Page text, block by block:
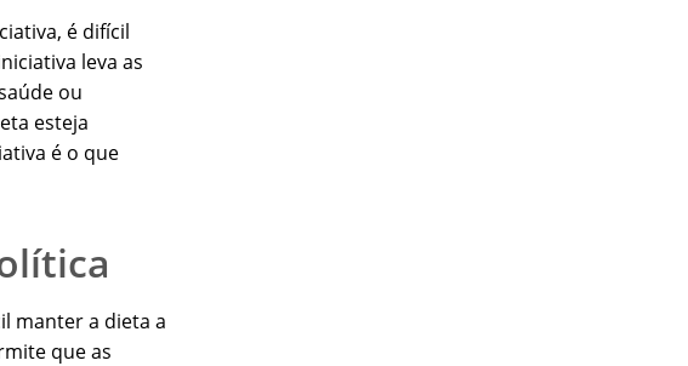
é difícil
leva as
ou
esteja
é o que
manter a dieta a
que as